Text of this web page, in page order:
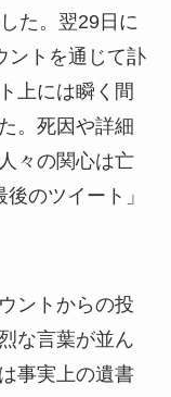
た。翌29日に
ントを通じて訃
上には瞬く間
。死因や詳細
々の関心は亡
のツイート」
ントからの投
な言葉が並ん
事実上の遺書